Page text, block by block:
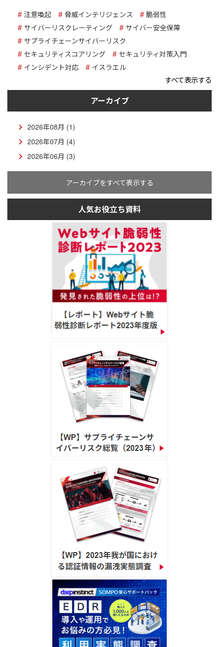
注意喚起 脅威インテリジェンス
脆弱性
サイバーリスクレーティング
サイバー安全保障
サプライチェーンサイバーリスク
セキュリティスコアリング
セキュリティ対策入門
インシデント対応
イスラエル
すべて表示する
アーカイブ
2026年08月 (1)
2026年07月 (4)
2026年06月 (3)
アーカイブをすべて表示する
人気お役立ち資料